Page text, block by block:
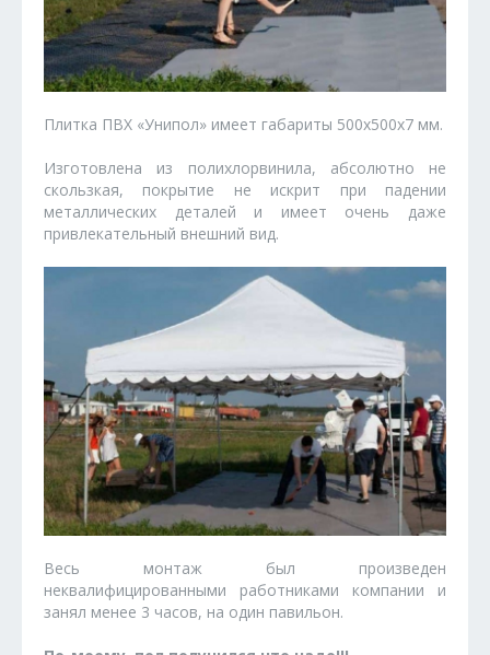
Плитка ПВХ «Унипол» имеет габариты 500x500x7 мм.
Изготовлена из полихлорвинила, абсолютно не
скользкая, покрытие не искрит при падении
металлических деталей и имеет очень даже
привлекательный внешний вид.
Весь монтаж был произведен
неквалифицированными работниками компании и
занял менее 3 часов, на один павильон.